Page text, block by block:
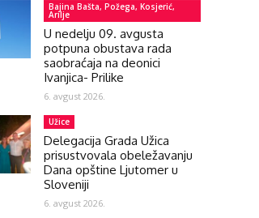
Bajina Bašta, Požega, Kosjerić,
Arilje
U nedelju 09. avgusta
potpuna obustava rada
saobraćaja na deonici
Ivanjica- Prilike
6. avgust 2026.
Užice
Delegacija Grada Užica
prisustvovala obeležavanju
Dana opštine Ljutomer u
Sloveniji
6. avgust 2026.